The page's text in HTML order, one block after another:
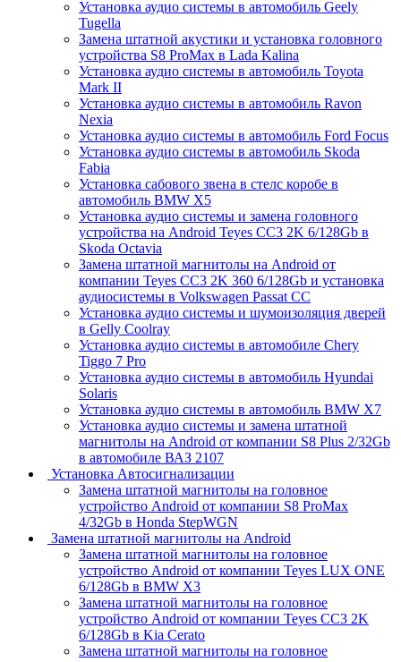
Установка аудио системы в автомобиль Geely
Tugella
Замена штатной акустики и установка головного
устройства S8 ProMax в Lada Kalina
Установка аудио системы в автомобиль Toyota
Mark II
Установка аудио системы в автомобиль Ravon
Nexia
Установка аудио системы в автомобиль Ford Focus
Установка аудио системы в автомобиль Skoda
Fabia
Установка сабового звена в стелс коробе в
автомобиль BMW X5
Установка аудио системы и замена головного
устройства на Android Teyes CC3 2K 6/128Gb в
Skoda Octavia
Замена штатной магнитолы на Android от
компании Teyes CC3 2K 360 6/128Gb и установка
аудиосистемы в Volkswagen Passat CC
Установка аудио системы и шумоизоляция дверей
в Gelly Coolray
Установка аудио системы в автомобиле Chery
Tiggo 7 Pro
Установка аудио системы в автомобиль Hyundai
Solaris
Установка аудио системы в автомобиль BMW X7
Установка аудио системы и замена штатной
магнитолы на Android от компании S8 Plus 2/32Gb
в автомобиле ВАЗ 2107
Установка Автосигнализации
Замена штатной магнитолы на головное
устройство Android от компании S8 ProMax
4/32Gb в Honda StepWGN
Замена штатной магнитолы на Android
Замена штатной магнитолы на головное
устройство Android от компании Teyes LUX ONE
6/128Gb в BMW X3
Замена штатной магнитолы на головное
устройство Android от компании Teyes CC3 2K
6/128Gb в Kia Cerato
Замена штатной магнитолы на головное